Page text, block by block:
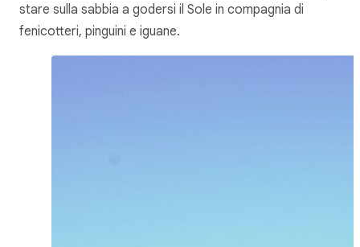
stare sulla sabbia a godersi il Sole in compagnia di
fenicotteri, pinguini e iguane.